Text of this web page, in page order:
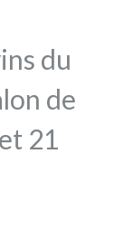
du
de
21